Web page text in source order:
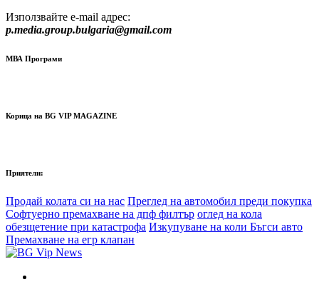
Използвайте e-mail адрес:
p.media.group.bulgaria@gmail.com
МВА Програми
Корица на BG VIP MAGAZINE
Приятели:
Продай колата си на нас Преглед на автомобил преди покупка
Софтуерно премахване на дпф филтър оглед на кола
обезщетение при катастрофа Изкупуване на коли Бъгси авто
Премахване на егр клапан